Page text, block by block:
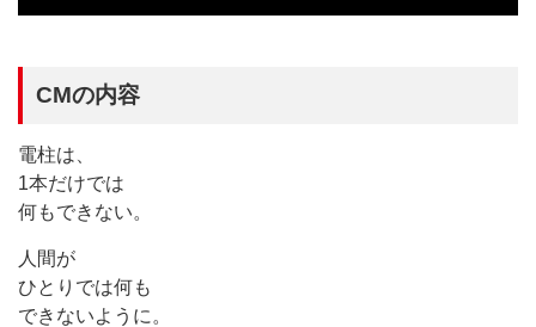
CMの内容
電柱は、
1本だけでは
何もできない。
人間が
ひとりでは何も
できないように。